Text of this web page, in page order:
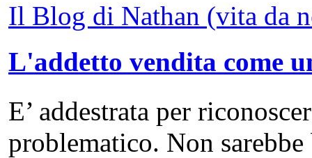
Il Blog di Nathan (vita da
L'addetto vendita come
E’ addestrata per
problematico. Non